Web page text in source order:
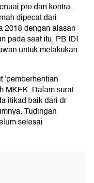
pro dan kontra.
dipecat dari
2018 dengan alasan
pada saat itu, PB IDI
untuk melakukan
'pemberhentian
MKEK. Dalam surat
itikad baik dari dr
Tudingan
selesai